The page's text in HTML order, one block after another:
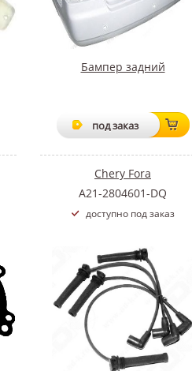
Бампер задний
под заказ
Chery Fora
A21-2804601-DQ
доступно под заказ